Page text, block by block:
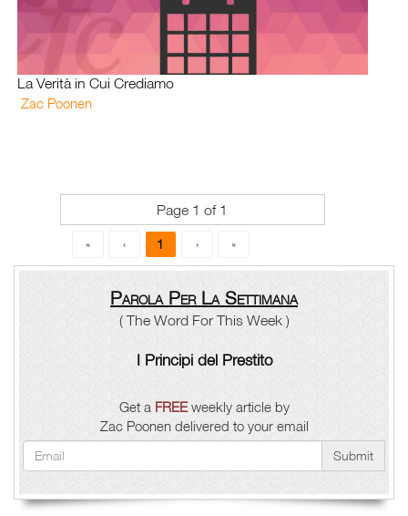
La Verità in Cui Crediamo
Zac Poonen
Page 1 of 1
« ‹ 1 › »
Parola Per La Settimana
( The Word For This Week )
I Principi del Prestito
Get a FREEweekly article by
Zac Poonen delivered to your email
Submit